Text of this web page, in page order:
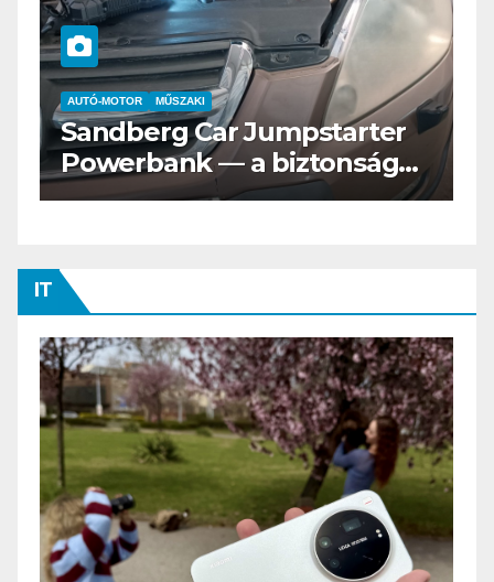
AUTÓ-MOTOR ELEKTROMOS
Az új Nissan LEAF csak a
Tesztvilágra vár!
IT